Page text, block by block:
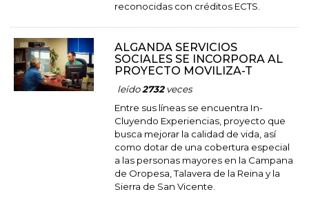
reconocidas con créditos ECTS.
ALGANDA SERVICIOS
SOCIALES SE INCORPORA AL
PROYECTO MOVILIZA-T
leído2732veces
Entre sus líneas se encuentra In-
Cluyendo Experiencias, proyecto que
busca mejorar la calidad de vida, así
como dotar de una cobertura especial
a las personas mayores en la Campana
de Oropesa, Talavera de la Reina y la
Sierra de San Vicente.